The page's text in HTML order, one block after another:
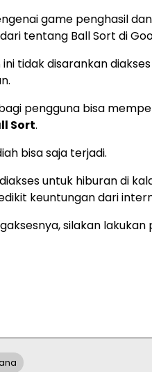
game penghasil
tentang Ball Sort di
tidak disarankan
pengguna bisa
Sort.
bisa saja terjadi.
untuk hiburan di
keuntungan dari
silakan